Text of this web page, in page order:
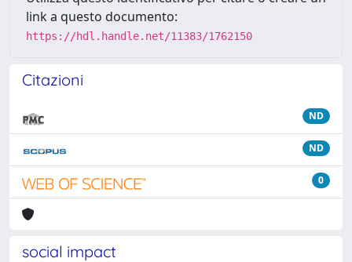
link a questo documento:
https://hdl.handle.net/11383/1762150
Citazioni
ND
ND
0
social impact